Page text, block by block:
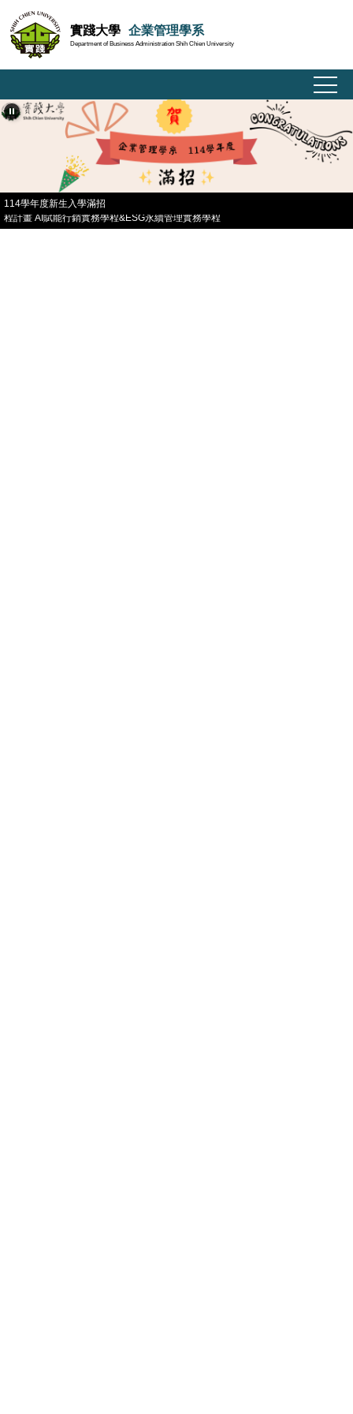
到
主
要
容
區
實踐大學 企業管理學系
Department of Business Administration Shih Chien University
114學年度新生入學滿招
114學年度 企業管理學系通過 勞動部勞動力發展署 補助大專校院學年度辦理就業學
程計畫 AI賦能行銷實務學程&ESG永續管理實務學程